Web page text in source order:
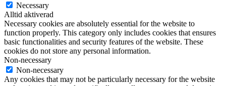
Necessary
Alltid aktiverad
Necessary cookies are absolutely essential for the website to
function properly. This category only includes cookies that ensures
basic functionalities and security features of the website. These
cookies do not store any personal information.
Non-necessary
Non-necessary
Any cookies that may not be particularly necessary for the website